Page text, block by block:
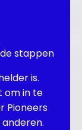
stappen
is.
om in te
Pioneers